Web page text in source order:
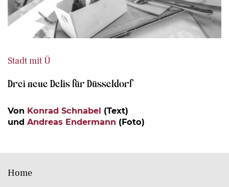
Stadt mit Ü
Drei neue Delis für Düsseldorf
Von Konrad Schnabel (Text)
und Andreas Endermann (Foto)
Home